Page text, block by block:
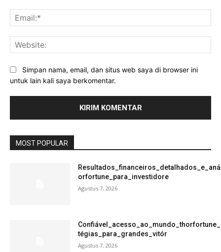
Simpan nama, email, dan situs web saya di browser ini
untuk lain kali saya berkomentar.
MOST POPULAR
orfortune_para_investidore
Agustus 7, 2026
tégias_para_grandes_vitór
Agustus 7, 2026